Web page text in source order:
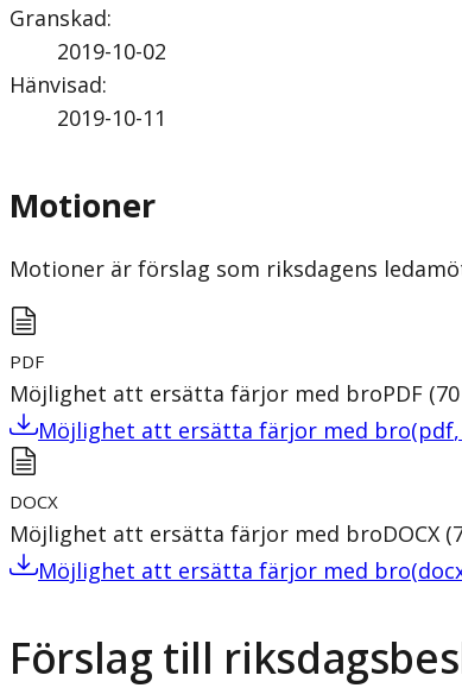
Granskad:
2019-10-02
Hänvisad:
2019-10-11
Motioner
Motioner är förslag som riksdagens
PDF
Möjlighet att ersätta färjor med broPDF (70
Möjlighet att ersätta färjor med bro(pdf,
DOCX
Möjlighet att ersätta färjor med broDOCX (
Möjlighet att ersätta färjor med bro(
Förslag till